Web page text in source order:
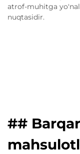
atrof-muhitga
nuqtasidir.
##